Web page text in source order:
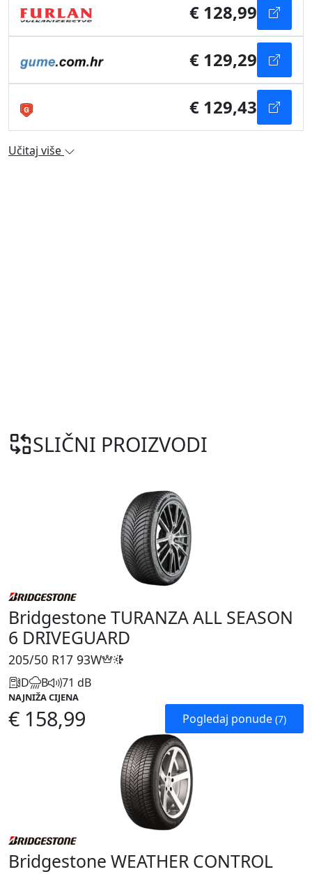
€ 128,99
€ 129,29
€ 129,43
Učitaj više
SLIČNI PROIZVODI
Bridgestone TURANZA ALL SEASON
6 DRIVEGUARD
205/50 R17 93W
D B 71 dB
NAJNIŽA CIJENA
€ 158,99 Pogledaj ponude (7)
Bridgestone WEATHER CONTROL